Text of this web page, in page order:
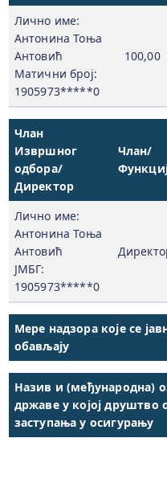
Лично име:
Антонина Тоња
Антовић
Матични број:
1905973*****0
100,00
Члан
Извршног
одбора/
Директор
Члан/
Лично име:
Антонина Тоња
Антовић
ЈМБГ:
1905973*****0
Мере надзора које се
обављају
Назив и (међународна)
државе у којој друштво
заступања у осигурању